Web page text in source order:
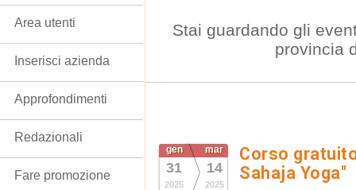
Stai guardando gli
provincia
gen
31
2025
mar
14
2025
Corso
Sahaja Yoga"
Area utenti
Inserisci azienda
Approfondimenti
Redazionali
Fare promozione